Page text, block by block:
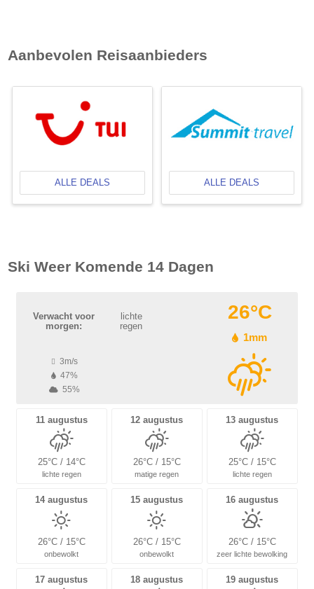
Aanbevolen Reisaanbieders
ALLE DEALS ALLE DEALS
Ski Weer Komende 14 Dagen
Verwacht voor
morgen:
lichte
regen
26°C
1mm
3m/s
47%
55%
11 augustus
25°C / 14°C
lichte regen
12 augustus
26°C / 15°C
matige regen
13 augustus
25°C / 15°C
lichte regen
14 augustus
26°C / 15°C
onbewolkt
15 augustus
26°C / 15°C
onbewolkt
16 augustus
26°C / 15°C
zeer lichte bewolking
17 augustus 18 augustus 19 augustus